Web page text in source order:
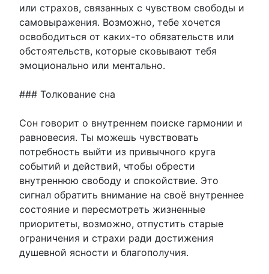
или страхов, связанных с чувством свободы и
самовыражения. Возможно, тебе хочется
освободиться от каких-то обязательств или
обстоятельств, которые сковывают тебя
эмоционально или ментально.
### Толкование сна
Сон говорит о внутреннем поиске гармонии и
равновесия. Ты можешь чувствовать
потребность выйти из привычного круга
событий и действий, чтобы обрести
внутреннюю свободу и спокойствие. Это
сигнал обратить внимание на своё внутреннее
состояние и пересмотреть жизненные
приоритеты, возможно, отпустить старые
ограничения и страхи ради достижения
душевной ясности и благополучия.